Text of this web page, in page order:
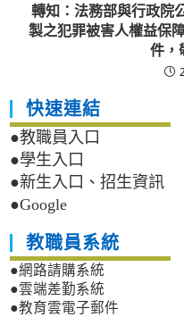
轉知：法務部與行政院
製之犯罪被害人權益保
件，
快速連結
●教職員入口
●學生入口
●新生入口、招生資訊
●Google
教職員系統
●網路請購系統
●雲端差勤系統
●教育雲電子郵件